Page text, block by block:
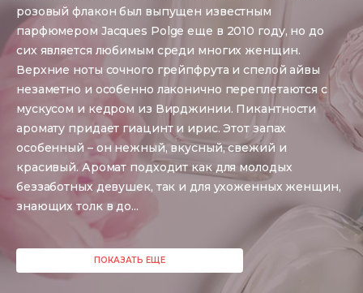
розовый флакон был выпущен известным
парфюмером Jacques Polge еще в 2010 году, но до
сих является любимым среди многих женщин.
Верхние ноты сочного грейпфрута и спелой айвы
незаметно и особенно лаконично переплетаются с
мускусом и кедром из Вирджинии. Пикантности
аромату придает гиацинт и ирис. Этот запах
особенный – он нежный, вкусный, свежий и
красивый. Аромат подходит как для молодых
беззаботных девушек, так и для ухоженных женщин,
знающих толк в до...
ПОКАЗАТЬ ЕЩЕ